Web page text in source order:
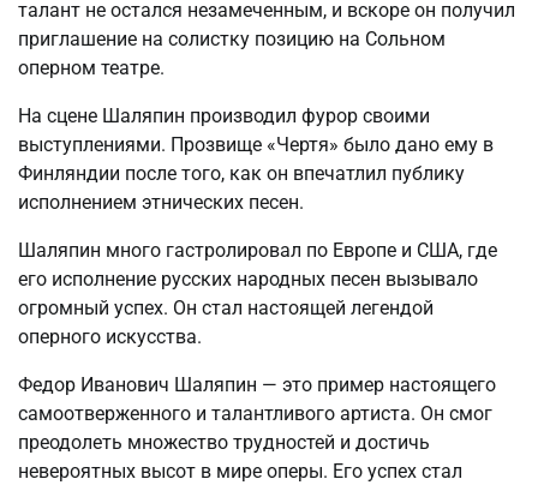
талант не остался незамеченным, и вскоре он получил
приглашение на солистку позицию на Сольном
оперном театре.
На сцене Шаляпин производил фурор своими
выступлениями. Прозвище «Чертя» было дано ему в
Финляндии после того, как он впечатлил публику
исполнением этнических песен.
Шаляпин много гастролировал по Европе и США, где
его исполнение русских народных песен вызывало
огромный успех. Он стал настоящей легендой
оперного искусства.
Федор Иванович Шаляпин — это пример настоящего
самоотверженного и талантливого артиста. Он смог
преодолеть множество трудностей и достичь
невероятных высот в мире оперы. Его успех стал